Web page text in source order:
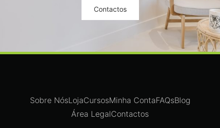
Contactos
Sobre NósLojaCursosMinha ContaFAQsBlog
Área LegalContactos